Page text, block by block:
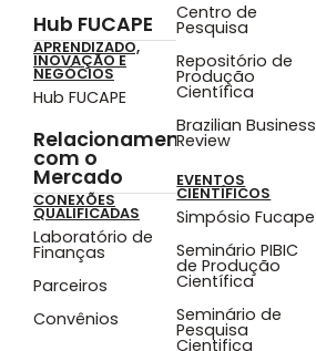
Hub FUCAPE
APRENDIZADO,
INOVAÇÃO E
NEGÓCIOS
Hub FUCAPE
Relacionamento
com o
Mercado
CONEXÕES
QUALIFICADAS
Laboratório de
Finanças
Parceiros
Convênios
Centro de
Pesquisa
Repositório de
Produção
Científica
Brazilian Business
Review
EVENTOS
CIENTÍFICOS
Simpósio Fucape
Seminário PIBIC
de Produção
Científica
Seminário de
Pesquisa
Cientifica